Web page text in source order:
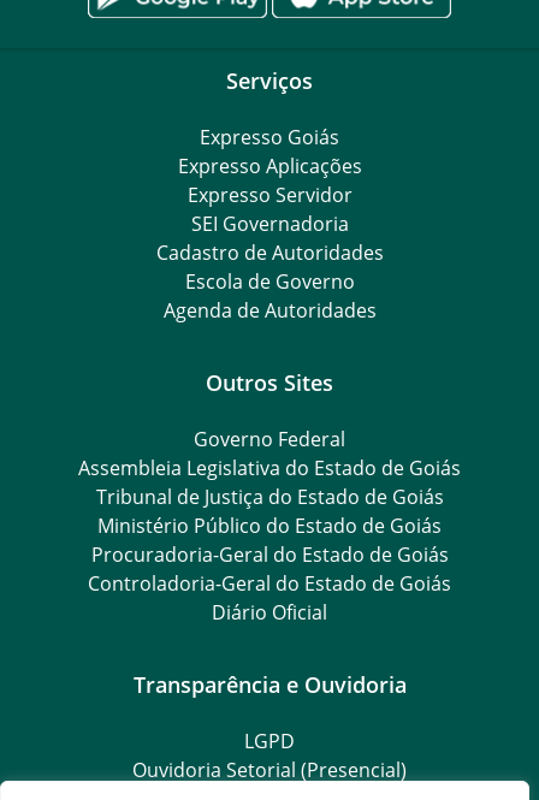
Serviços
Expresso Goiás
Expresso Aplicações
Expresso Servidor
SEI Governadoria
Cadastro de Autoridades
Escola de Governo
Agenda de Autoridades
Outros Sites
Governo Federal
Assembleia Legislativa do Estado de Goiás
Tribunal de Justiça do Estado de Goiás
Ministério Público do Estado de Goiás
Procuradoria-Geral do Estado de Goiás
Controladoria-Geral do Estado de Goiás
Diário Oficial
Transparência e Ouvidoria
LGPD
Ouvidoria Setorial (Presencial)